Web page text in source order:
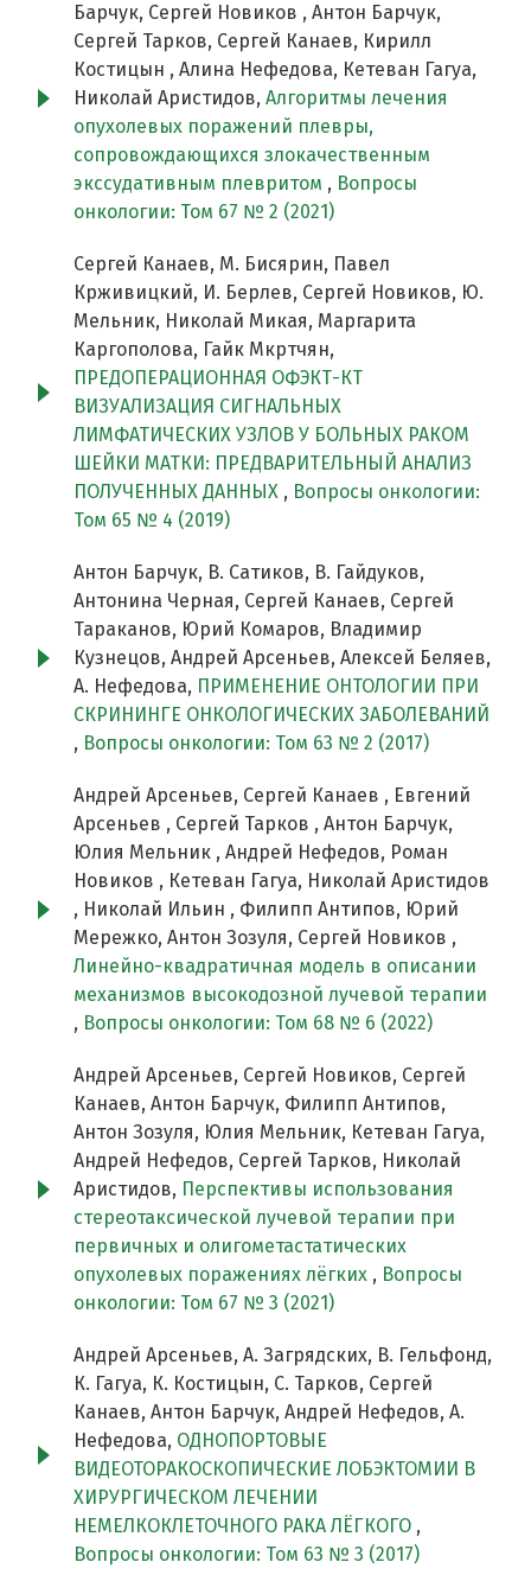
Барчук, Сергей Новиков , Антон Барчук,
Сергей Тарков, Сергей Канаев, Кирилл
Костицын , Алина Нефедова, Кетеван Гагуа,
Николай Аристидов, Алгоритмы лечения
опухолевых поражений плевры,
сопровождающихся злокачественным
экссудативным плевритом , Вопросы
онкологии: Том 67 № 2 (2021)
Сергей Канаев, М. Бисярин, Павел
Крживицкий, И. Берлев, Сергей Новиков, Ю.
Мельник, Николай Микая, Маргарита
Каргополова, Гайк Мкртчян,
ПРЕДОПЕРАЦИОННАЯ ОФЭКТ-КТ
ВИЗУАЛИЗАЦИЯ СИГНАЛЬНЫХ
ЛИМФАТИЧЕСКИХ УЗЛОВ У БОЛЬНЫХ РАКОМ
ШЕЙКИ МАТКИ: ПРЕДВАРИТЕЛЬНЫЙ АНАЛИЗ
ПОЛУЧЕННЫХ ДАННЫХ , Вопросы онкологии:
Том 65 № 4 (2019)
Антон Барчук, В. Сатиков, В. Гайдуков,
Антонина Черная, Сергей Канаев, Сергей
Тараканов, Юрий Комаров, Владимир
Кузнецов, Андрей Арсеньев, Алексей Беляев,
А. Нефедова, ПРИМЕНЕНИЕ ОНТОЛОГИИ ПРИ
СКРИНИНГЕ ОНКОЛОГИЧЕСКИХ ЗАБОЛЕВАНИЙ
, Вопросы онкологии: Том 63 № 2 (2017)
Андрей Арсеньев, Сергей Канаев , Евгений
Арсеньев , Сергей Тарков , Антон Барчук,
Юлия Мельник , Андрей Нефедов, Роман
Новиков , Кетеван Гагуа, Николай Аристидов
, Николай Ильин , Филипп Антипов, Юрий
Мережко, Антон Зозуля, Сергей Новиков ,
Линейно-квадратичная модель в описании
механизмов высокодозной лучевой терапии
, Вопросы онкологии: Том 68 № 6 (2022)
Андрей Арсеньев, Сергей Новиков, Сергей
Канаев, Антон Барчук, Филипп Антипов,
Антон Зозуля, Юлия Мельник, Кетеван Гагуа,
Андрей Нефедов, Сергей Тарков, Николай
Аристидов, Перспективы использования
стереотаксической лучевой терапии при
первичных и олигометастатических
опухолевых поражениях лёгких , Вопросы
онкологии: Том 67 № 3 (2021)
Андрей Арсеньев, А. Загрядских, В. Гельфонд,
К. Гагуа, К. Костицын, С. Тарков, Сергей
Канаев, Антон Барчук, Андрей Нефедов, А.
Нефедова, ОДНОПОРТОВЫЕ
ВИДЕОТОРАКОСКОПИЧЕСКИЕ ЛОБЭКТОМИИ В
ХИРУРГИЧЕСКОМ ЛЕЧЕНИИ
НЕМЕЛКОКЛЕТОЧНОГО РАКА ЛЁГКОГО ,
Вопросы онкологии: Том 63 № 3 (2017)